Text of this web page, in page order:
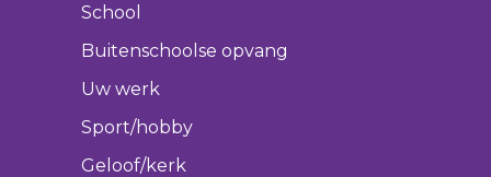
School
Buitenschoolse opvang
Uw werk
Sport/hobby
Geloof/kerk